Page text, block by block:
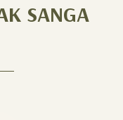
SANGA